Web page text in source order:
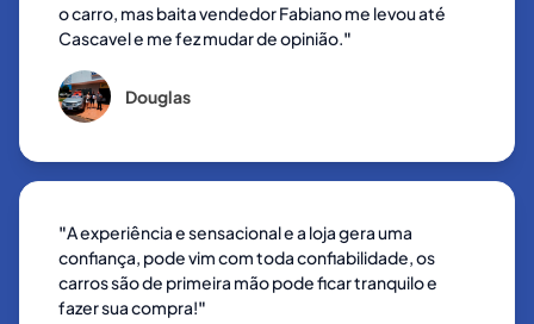
o carro, mas baita vendedor Fabiano me levou até
Cascavel e me fez mudar de opinião."
Douglas
"A experiência e sensacional e a loja gera uma
confiança, pode vim com toda confiabilidade, os
carros são de primeira mão pode ficar tranquilo e
fazer sua compra!"